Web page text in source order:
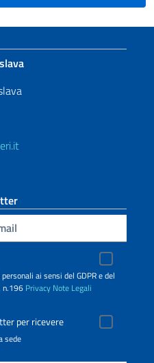
ai sensi del GDPR e del
n.196 Privacy Note Legali
per ricevere
sede